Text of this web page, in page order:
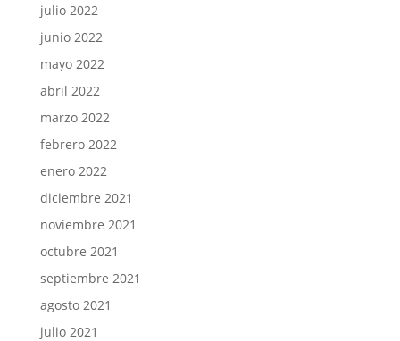
julio 2022
junio 2022
mayo 2022
abril 2022
marzo 2022
febrero 2022
enero 2022
diciembre 2021
noviembre 2021
octubre 2021
septiembre 2021
agosto 2021
julio 2021